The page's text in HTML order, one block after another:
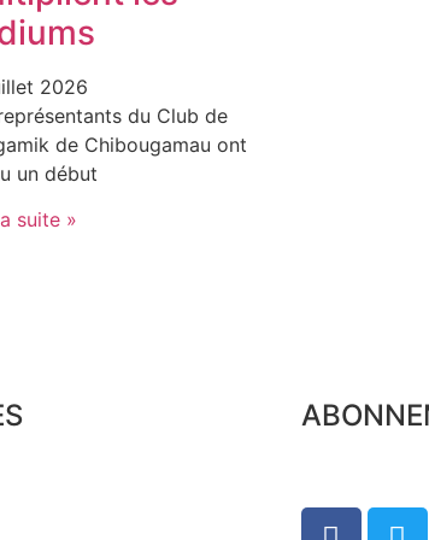
2026
du Club de
de Chibougamau ont
un début
suite »